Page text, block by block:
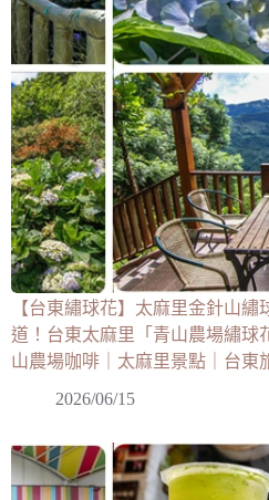
【台東繡球花】太麻里金針山
道！台東太麻里「青山農場繡球
山農場咖啡｜太麻里景點｜台東
2026/06/15